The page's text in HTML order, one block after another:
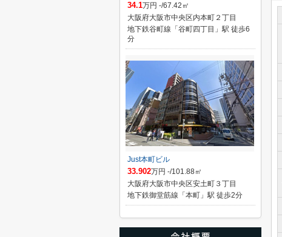
34.1万円 -/67.42㎡
大阪府大阪市中央区内本町２丁目
地下鉄谷町線「谷町四丁目」駅 徒歩6
分
Just本町ビル
33.902万円 -/101.88㎡
大阪府大阪市中央区安土町３丁目
地下鉄御堂筋線「本町」駅 徒歩2分